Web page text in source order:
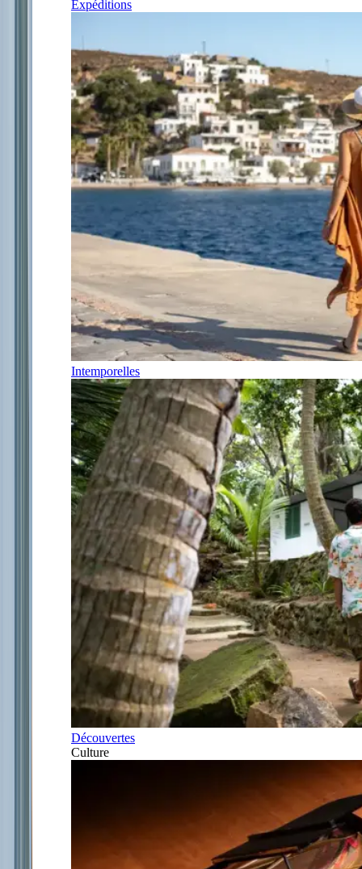
Expéditions
Intemporelles
Découvertes
Culture